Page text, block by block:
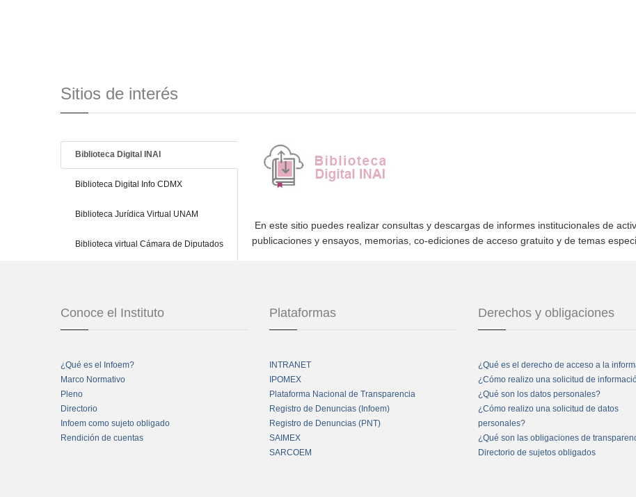
Sitios de interés
Biblioteca Digital INAI
Biblioteca Digital Info CDMX
Biblioteca Jurídica Virtual UNAM
Biblioteca virtual Cámara de Diputados
En este sitio puedes realizar consultas y descargas de informes institucionales de
publicaciones y ensayos, memorias, co-ediciones de acceso gratuito y de temas
Conoce el Instituto
¿Qué es el Infoem?
Marco Normativo
Pleno
Directorio
Infoem como sujeto obligado
Rendición de cuentas
Plataformas
INTRANET
IPOMEX
Plataforma Nacional de Transparencia
Registro de Denuncias (Infoem)
Registro de Denuncias (PNT)
SAIMEX
SARCOEM
Derechos y obligaciones
¿Qué es el derecho de acceso a la
¿Cómo realizo una solicitud de
¿Qué son los datos personales?
¿Cómo realizo una solicitud de datos
personales?
¿Qué son las obligaciones de
Directorio de sujetos obligados